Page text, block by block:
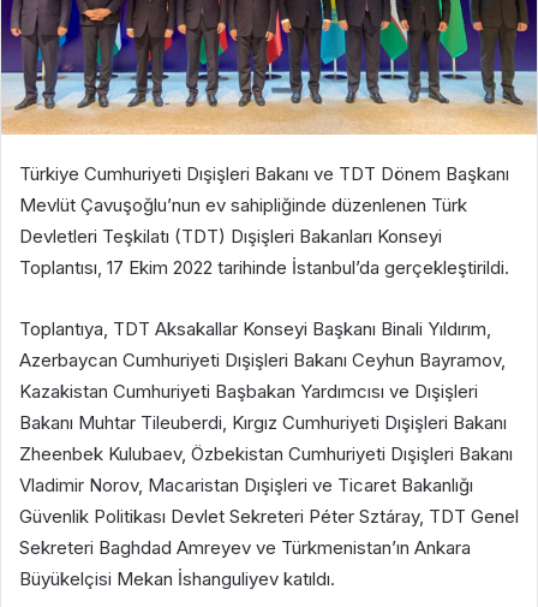
Türkiye Cumhuriyeti Dışişleri Bakanı ve TDT Dönem Başkanı
Mevlüt Çavuşoğlu’nun ev sahipliğinde düzenlenen Türk
Devletleri Teşkilatı (TDT) Dışişleri Bakanları Konseyi
Toplantısı, 17 Ekim 2022 tarihinde İstanbul’da gerçekleştirildi.
Toplantıya, TDT Aksakallar Konseyi Başkanı Binali Yıldırım,
Azerbaycan Cumhuriyeti Dışişleri Bakanı Ceyhun Bayramov,
Kazakistan Cumhuriyeti Başbakan Yardımcısı ve Dışişleri
Bakanı Muhtar Tileuberdi, Kırgız Cumhuriyeti Dışişleri Bakanı
Zheenbek Kulubaev, Özbekistan Cumhuriyeti Dışişleri Bakanı
Vladimir Norov, Macaristan Dışişleri ve Ticaret Bakanlığı
Güvenlik Politikası Devlet Sekreteri Péter Sztáray, TDT Genel
Sekreteri Baghdad Amreyev ve Türkmenistan’ın Ankara
Büyükelçisi Mekan İshanguliyev katıldı.